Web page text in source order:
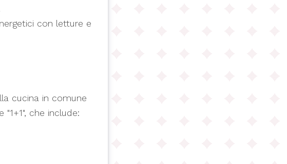
con letture e
cucina in comune
che include: